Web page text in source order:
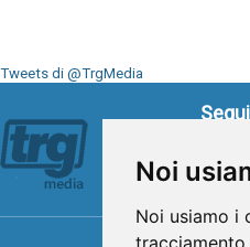
Noi
Noi usiamo i
Tweets di @TrgMedia